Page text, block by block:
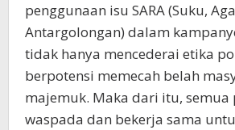
penggunaan isu SARA (Suku,
Antargolongan) dalam
tidak hanya mencederai etika
berpotensi memecah belah
majemuk. Maka dari itu, semua
waspada dan bekerja sama